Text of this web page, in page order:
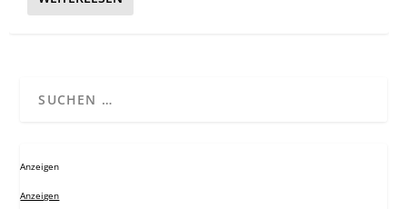
Anzeigen
Anzeigen